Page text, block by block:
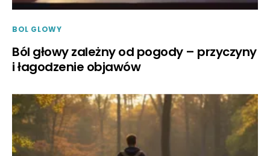
BOL GLOWY
Ból głowy zależny od pogody – przyczyny
i łagodzenie objawów